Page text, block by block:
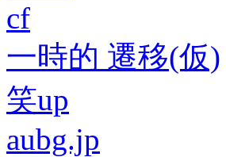
cf
一時的 遷移(仮)
笑up
aubg.jp